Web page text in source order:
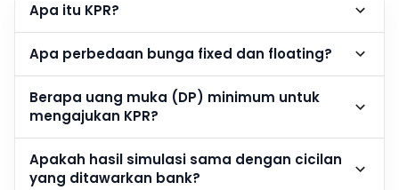
Apa itu KPR?
Apa perbedaan bunga fixed dan floating?
Berapa uang muka (DP) minimum untuk
mengajukan KPR?
Apakah hasil simulasi sama dengan cicilan
yang ditawarkan bank?